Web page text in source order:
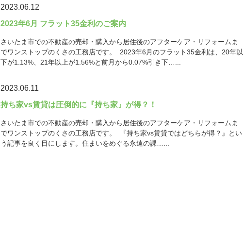
2023.06.12
2023年6月 フラット35金利のご案内
さいたま市での不動産の売却・購入から居住後のアフターケア・リフォームま
でワンストップのくさの工務店です。 2023年6月のフラット35金利は、20年以
下が1.13%、21年以上が1.56%と前月から0.07%引き下…...
2023.06.11
持ち家vs賃貸は圧倒的に『持ち家』が得？！
さいたま市での不動産の売却・購入から居住後のアフターケア・リフォームま
でワンストップのくさの工務店です。 『持ち家vs賃貸ではどちらが得？』とい
う記事を良く目にします。住まいをめぐる永遠の課…...